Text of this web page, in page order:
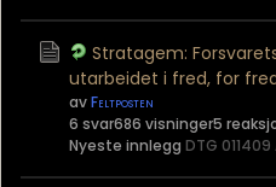
Stratagem:
utarbeidet i fred, for
avFeltposten
6 svar686 visninger5
Nyeste innlegg DTG